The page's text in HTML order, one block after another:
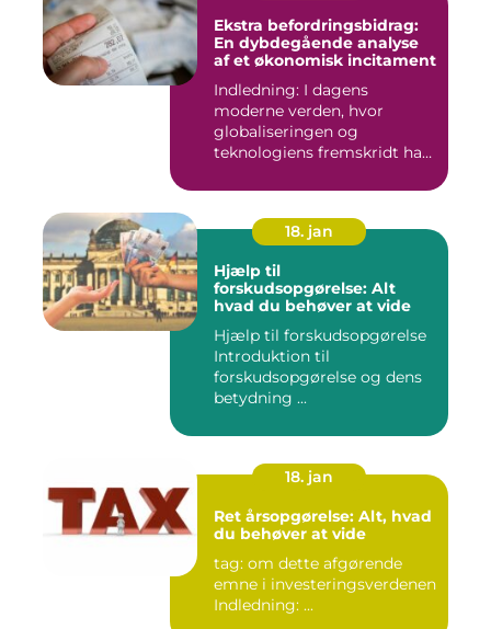
Ekstra befordringsbidrag:
En dybdegående analyse
af et økonomisk incitament
Indledning: I dagens
moderne verden, hvor
globaliseringen og
teknologiens fremskridt har
18. jan
Hjælp til
forskudsopgørelse: Alt
hvad du behøver at vide
Hjælp til forskudsopgørelse
Introduktion til
forskudsopgørelse og dens
betydning ...
18. jan
Ret årsopgørelse: Alt, hvad
du behøver at vide
tag: om dette afgørende
emne i investeringsverdenen
Indledning: ...